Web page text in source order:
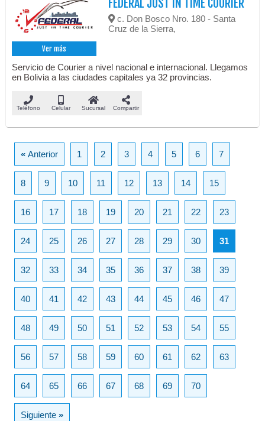
Ver más
FEDERAL JUST IN TIME COURIER
c. Don Bosco Nro. 180 - Santa
Cruz de la Sierra,
Servicio de Courier a nivel nacional e internacional. Llegamos
en Bolivia a las ciudades capitales ya 32 provincias.
Teléfono Celular Sucursal Compartir
«Anterior 1 2 3 4 5 6 7
8 9 10 11 12 13 14 15
16 17 18 19 20 21 22 23
24 25 26 27 28 29 30 31
32 33 34 35 36 37 38 39
40 41 42 43 44 45 46 47
48 49 50 51 52 53 54 55
56 57 58 59 60 61 62 63
64 65 66 67 68 69 70
Siguiente»